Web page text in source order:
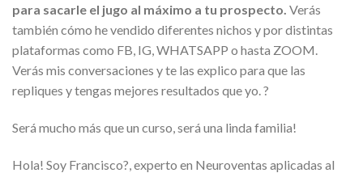
para sacarle el jugo al máximo a tu prospecto. Verás
también cómo he vendido diferentes nichos y por distintas
plataformas como FB, IG, WHATSAPP o hasta ZOOM.
Verás mis conversaciones y te las explico para que las
repliques y tengas mejores resultados que yo. ?
Será mucho más que un curso, será una linda familia!
Hola! Soy Francisco?, experto en Neuroventas aplicadas al